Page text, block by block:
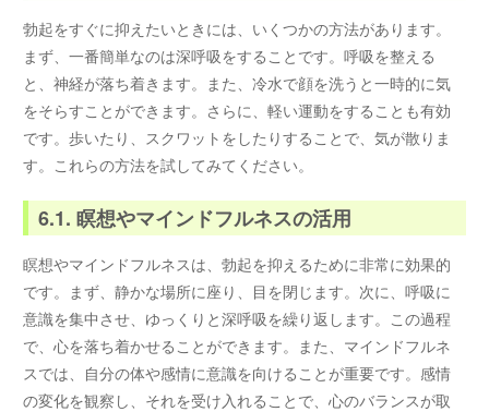
勃起をすぐに抑えたいときには、いくつかの方法があります。
まず、一番簡単なのは深呼吸をすることです。呼吸を整える
と、神経が落ち着きます。また、冷水で顔を洗うと一時的に気
をそらすことができます。さらに、軽い運動をすることも有効
です。歩いたり、スクワットをしたりすることで、気が散りま
す。これらの方法を試してみてください。
6.1. 瞑想やマインドフルネスの活用
瞑想やマインドフルネスは、勃起を抑えるために非常に効果的
です。まず、静かな場所に座り、目を閉じます。次に、呼吸に
意識を集中させ、ゆっくりと深呼吸を繰り返します。この過程
で、心を落ち着かせることができます。また、マインドフルネ
スでは、自分の体や感情に意識を向けることが重要です。感情
の変化を観察し、それを受け入れることで、心のバランスが取